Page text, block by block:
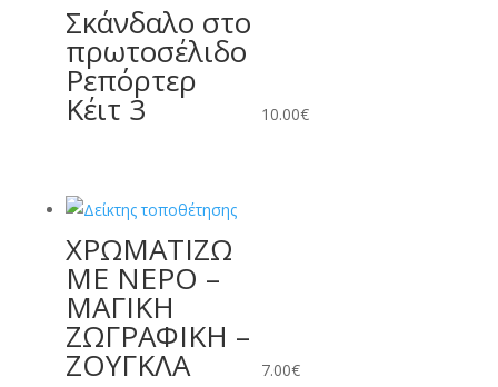
Σκάνδαλο στο
πρωτοσέλιδο
Ρεπόρτερ
Κέιτ 3 10.00€
ΧΡΩΜΑΤΙΖΩ
ΜΕ ΝΕΡΟ –
ΜΑΓΙΚΗ
ΖΩΓΡΑΦΙΚΗ –
ΖΟΥΓΚΛΑ 7.00€